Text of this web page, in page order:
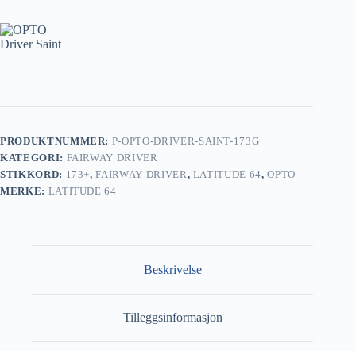
PRODUKTNUMMER: P-OPTO-DRIVER-SAINT-173G
KATEGORI: FAIRWAY DRIVER
STIKKORD: 173+,FAIRWAY DRIVER, LATITUDE 64,OPTO
MERKE: LATITUDE 64
Beskrivelse
Tilleggsinformasjon